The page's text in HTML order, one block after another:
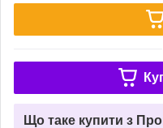
Що таке купити з